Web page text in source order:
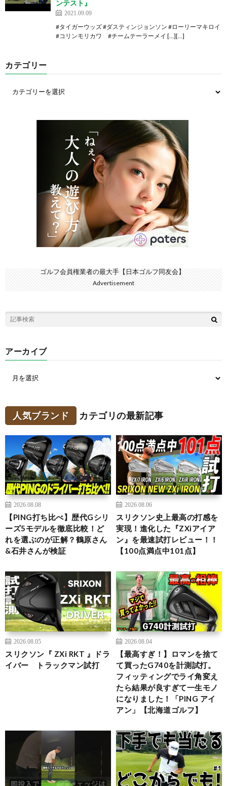
ンテスト』
2021.09.09
#タイガーウッズ #ダスティンジョンソン #ローリーマキロイ
#コリンモリカワ #チームテーラーメイ […][…]
カテゴリー
ゴルフ会員権業者の最大手【日本ゴルフ同友会】
Advertisement
アーカイブ
人気ブランド カテゴリの最新記事
2026.08.08
【PING打ち比べ】歴代Gシリ
ーズ5モデルを徹底比較！ど
れを選ぶのが正解？鶴原さん
&石井さんが検証
2026.08.06
スリクソン史上最高の打感を
実現！進化した『ZXiアイア
ン』を最速試打レビュー！！
【100点満点中101点】
2026.08.05
スリクソン『 ZXi RKT 』ドラ
イバー トラックマン試打
2026.08.04
【最高すぎ！】ロマンを捨て
て買ったG740を計測試打。
フィッティングでライ角変え
たら結果が良すぎて一生モノ
になりました！「PING アイ
アン」【北海道ゴルフ】